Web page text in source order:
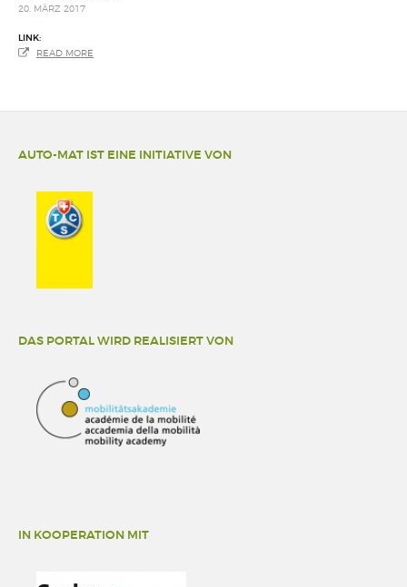
20. MÄRZ 2017
LINK:
READ MORE
AUTO-MAT IST EINE INITIATIVE VON
DAS PORTAL WIRD REALISIERT VON
IN KOOPERATION MIT